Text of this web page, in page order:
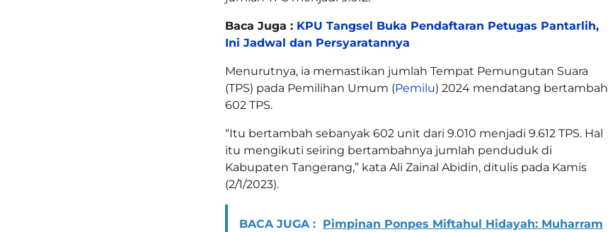
Baca Juga : KPU Tangsel Buka Pendaftaran Petugas Pantarlih,
Ini Jadwal dan Persyaratannya
Menurutnya, ia memastikan jumlah Tempat Pemungutan Suara
(TPS) pada Pemilihan Umum (Pemilu) 2024 mendatang bertambah
602 TPS.
“Itu bertambah sebanyak 602 unit dari 9.010 menjadi 9.612 TPS. Hal
itu mengikuti seiring bertambahnya jumlah penduduk di
Kabupaten Tangerang,” kata Ali Zainal Abidin, ditulis pada Kamis
(2/1/2023).
BACA JUGA : Pimpinan Ponpes Miftahul Hidayah: Muharram